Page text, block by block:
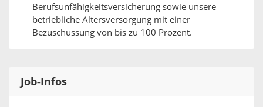
Berufsunfähigkeitsversicherung sowie unsere
betriebliche Altersversorgung mit einer
Bezuschussung von bis zu 100 Prozent.
Job-Infos